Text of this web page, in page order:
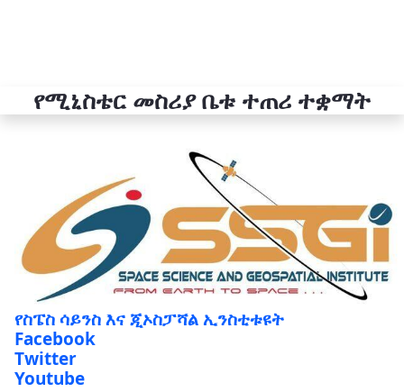
የሚኒስቴር መስሪያ ቤቱ ተጠሪ ተቋማት
የስፔስ ሳይንስ እና ጂኦስፓሻል ኢንስቲቱዩት
Facebook
Twitter
Youtube